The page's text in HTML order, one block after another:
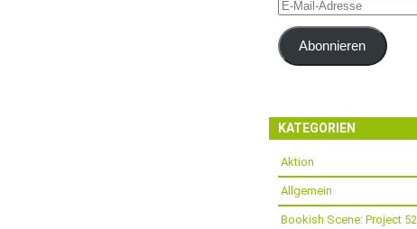
Abonnieren
KATEGORIEN
Aktion
Allgemein
Bookish Scene: Project 52